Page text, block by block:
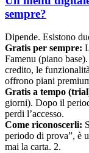
sempre?
Dipende. Esistono
Gratis per sempre:
Famenu (piano
credito, le
offrono piani
Gratis a tempo
giorni). Dopo il
perdi l’accesso.
Come riconoscerli:
periodo di prova”, è
mai la carta. 2.